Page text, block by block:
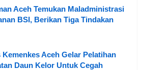
Aceh Temukan Maladministrasi
BSI, Berikan Tiga Tindakan
Kemenkes Aceh Gelar Pelatihan
Daun Kelor Untuk Cegah